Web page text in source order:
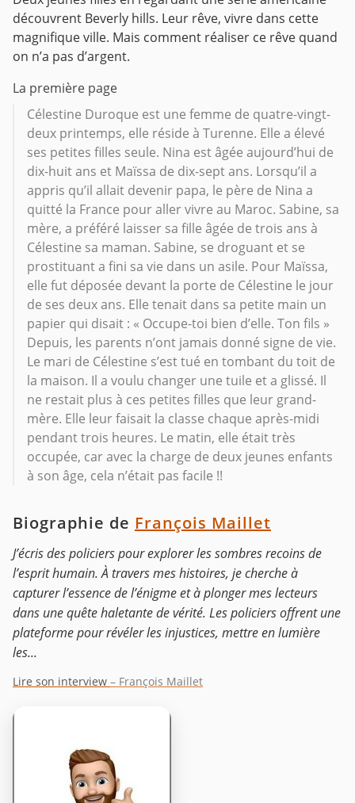
découvrent Beverly hills. Leur rêve, vivre dans cette
magnifique ville. Mais comment réaliser ce rêve quand
on n’a pas d’argent.
La première page
Célestine Duroque est une femme de quatre-vingt-
deux printemps, elle réside à Turenne. Elle a élevé
ses petites filles seule. Nina est âgée aujourd’hui de
dix-huit ans et Maïssa de dix-sept ans. Lorsqu’il a
appris qu’il allait devenir papa, le père de Nina a
quitté la France pour aller vivre au Maroc. Sabine, sa
mère, a préféré laisser sa fille âgée de trois ans à
Célestine sa maman. Sabine, se droguant et se
prostituant a fini sa vie dans un asile. Pour Maïssa,
elle fut déposée devant la porte de Célestine le jour
de ses deux ans. Elle tenait dans sa petite main un
papier qui disait : « Occupe-toi bien d’elle. Ton fils »
Depuis, les parents n’ont jamais donné signe de vie.
Le mari de Célestine s’est tué en tombant du toit de
la maison. Il a voulu changer une tuile et a glissé. Il
ne restait plus à ces petites filles que leur grand-
mère. Elle leur faisait la classe chaque après-midi
pendant trois heures. Le matin, elle était très
occupée, car avec la charge de deux jeunes enfants
à son âge, cela n’était pas facile !!
Biographie de François Maillet
J’écris des policiers pour explorer les sombres recoins de
l’esprit humain. À travers mes histoires, je cherche à
capturer l’essence de l’énigme et à plonger mes lecteurs
dans une quête haletante de vérité. Les policiers offrent une
plateforme pour révéler les injustices, mettre en lumière
les...
Lire son interview – François Maillet